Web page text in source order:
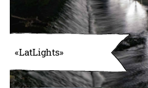
«LatLights»